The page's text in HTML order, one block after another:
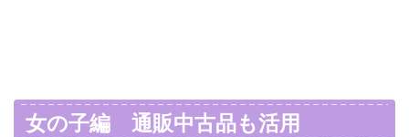
女の子編 通販中古品も活用